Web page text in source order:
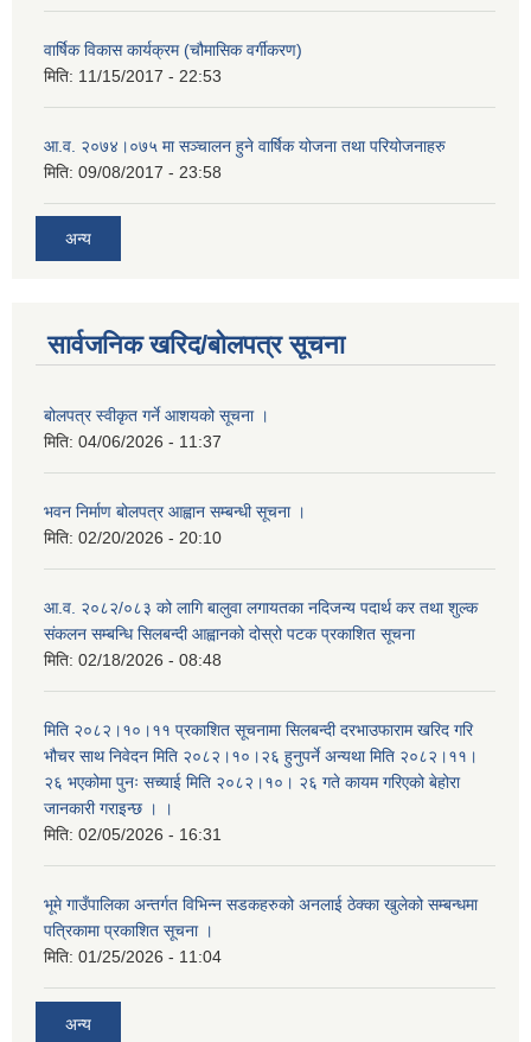
वार्षिक विकास कार्यक्रम (चौमासिक वर्गीकरण)
मिति: 11/15/2017 - 22:53
आ.व. २०७४।०७५ मा सञ्चालन हुने वार्षिक योजना तथा परियोजनाहरु
मिति: 09/08/2017 - 23:58
अन्य
सार्वजनिक खरिद/बोलपत्र सूचना
बोलपत्र स्वीकृत गर्ने आशयको सूचना ।
मिति: 04/06/2026 - 11:37
भवन निर्माण बोलपत्र आह्वान सम्बन्धी सूचना ।
मिति: 02/20/2026 - 20:10
आ.व. २०८२/०८३ को लागि बालुवा लगायतका नदिजन्य पदार्थ कर तथा शुल्क
संकलन सम्बन्धि सिलबन्दी आह्वानको दोस्रो पटक प्रकाशित सूचना
मिति: 02/18/2026 - 08:48
मिति २०८२।१०।११ प्रकाशित सूचनामा सिलबन्दी दरभाउफाराम खरिद गरि
भौचर साथ निवेदन मिति २०८२।१०।२६ हुनुपर्ने अन्यथा मिति २०८२।११।
२६ भएकोमा पुनः सच्याई मिति २०८२।१०। २६ गते कायम गरिएको बेहोरा
जानकारी गराइन्छ । ।
मिति: 02/05/2026 - 16:31
भूमे गाउँपालिका अन्तर्गत विभिन्न सडकहरुको अनलाई ठेक्का खुलेको सम्बन्धमा
पत्रिकामा प्रकाशित सूचना ।
मिति: 01/25/2026 - 11:04
अन्य